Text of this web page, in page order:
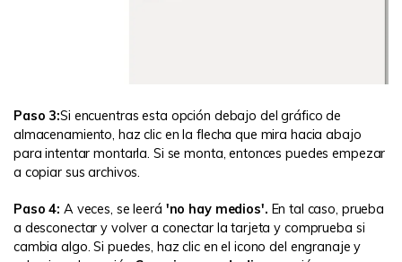
Paso 3:Si encuentras esta opción debajo del gráfico de
almacenamiento, haz clic en la flecha que mira hacia abajo
para intentar montarla. Si se monta, entonces puedes empezar
a copiar sus archivos.
Paso 4: A veces, se leerá 'no hay medios'. En tal caso, prueba
a desconectar y volver a conectar la tarjeta y comprueba si
cambia algo. Si puedes, haz clic en el icono del engranaje y